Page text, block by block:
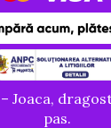
Joaca,
pas.